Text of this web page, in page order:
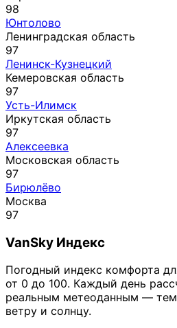
98
Юнтолово
Ленинградская область
97
Ленинск-Кузнецкий
Кемеровская область
97
Усть-Илимск
Иркутская область
97
Алексеевка
Московская область
97
Бирюлёво
Москва
97
VanSky Индекс
Погодный индекс комфорта
от 0 до 100. Каждый день
реальным метеоданным —
ветру и солнцу.